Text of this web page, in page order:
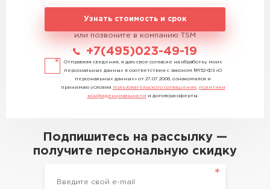
Узнать стоимость и срок
или позвоните в компанию TSM
+7(495)023-49-19
Отправляя сведения, я даю свое согласие на обработку моих
персональных данных в соответствии с законом №152-ФЗ «О
персональных данных» от 27.07.2006, ознакомился и
принимаю условия пользовательского соглашения
политики
конфиденциальности и договора оферты.
Подпишитесь на рассылку —
получите персональную скидку